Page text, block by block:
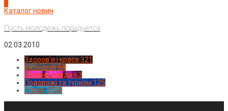
Каталог новин
Пусть молодежь порадуется
02.03.2010
Здоров'я і краса 321
Кулінарія 94
Новинки моди 63
Подорожі та туризм 125
Спорт1224